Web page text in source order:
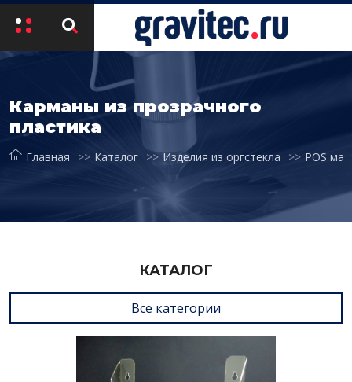
Карманы из прозрачного
пластика
Главная Каталог Изделия из оргстекла POS
КАТАЛОГ
Все категории